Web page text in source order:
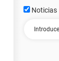
Noticias